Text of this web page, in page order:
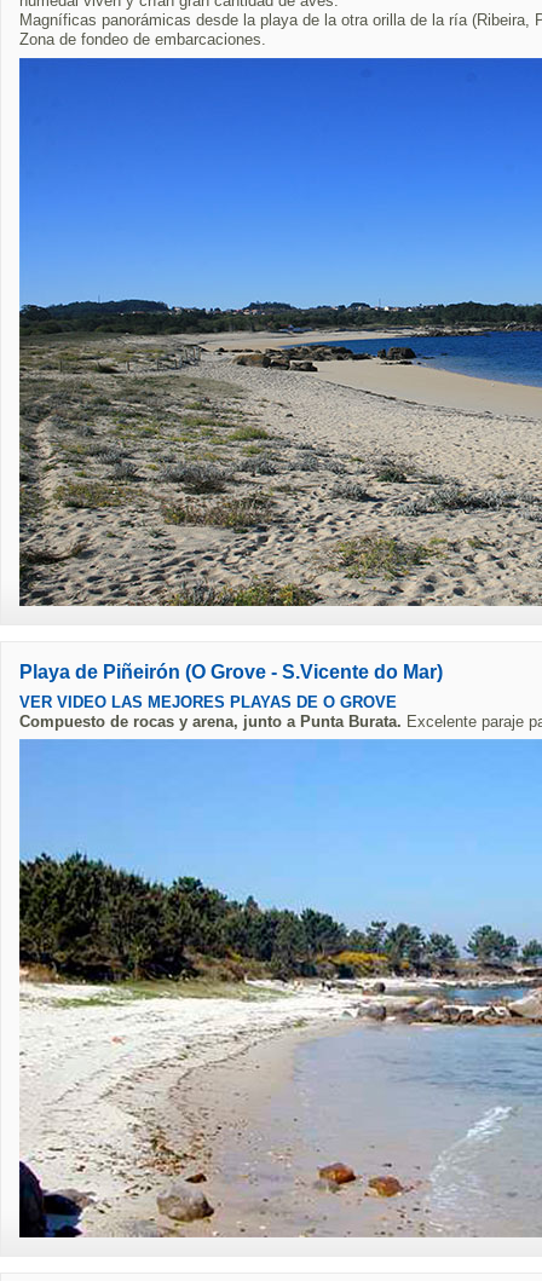
Magníficas panorámicas desde la playa de la otra orilla de la ría (Ribeira,
Zona de fondeo de embarcaciones.
Playa de Piñeirón (O Grove - S.Vicente do Mar)
VER VIDEO LAS MEJORES PLAYAS DE O GROVE
Compuesto de rocas y arena, junto a Punta Burata. Excelente paraje